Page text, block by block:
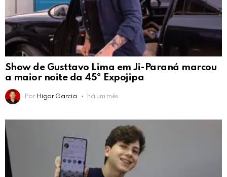
Show de Gusttavo Lima em Ji-Paraná marcou
a maior noite da 45ª Expojipa
Por Higor Garcia há um mês